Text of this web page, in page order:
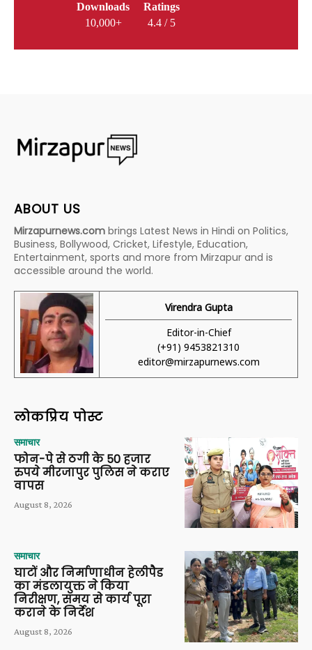
Downloads
10,000+
Ratings
4.4 / 5
ABOUT US
Mirzapurnews.com brings Latest News in Hindi on Politics,
Business, Bollywood, Cricket, Lifestyle, Education,
Entertainment, sports and more from Mirzapur and is
accessible around the world.
Virendra Gupta
Editor-in-Chief
(+91) 9453821310
editor@mirzapurnews.com
लोकप्रिय पोस्ट
समाचार
फोन-पे से ठगी के 50 हजार
रुपये मीरजापुर पुलिस ने कराए
वापस
August 8, 2026
समाचार
घाटों और निर्माणाधीन हेलीपैड
का मंडलायुक्त ने किया
निरीक्षण, समय से कार्य पूरा
कराने के निर्देश
August 8, 2026